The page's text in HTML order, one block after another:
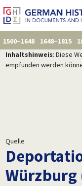
1500–1648 1648–1815
Inhaltshinweis: Diese
empfunden werden
Quelle
Würzburg